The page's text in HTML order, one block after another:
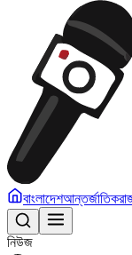
বাংলাদেশআন্তর্জাতিক
নিউজ